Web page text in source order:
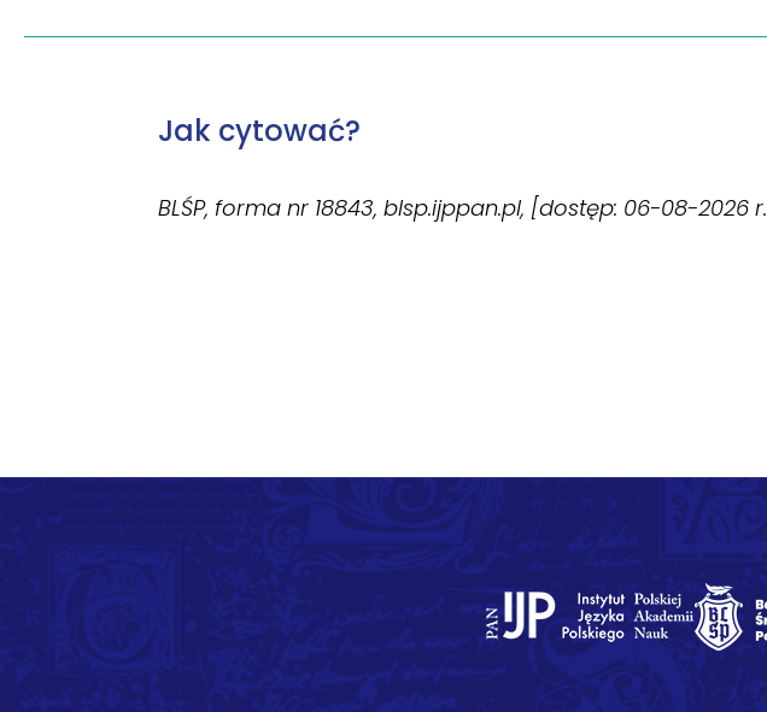
Jak cytować?
BLŚP, forma nr 18843, blsp.ijppan.pl, [dostęp: 06-08-2026